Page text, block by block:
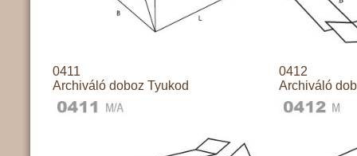
0411
Archiváló doboz Tyukod
0412
Archiváló